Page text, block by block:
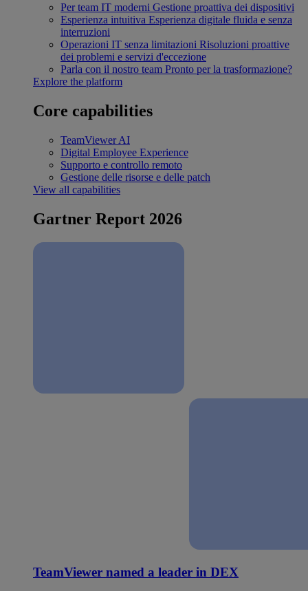
Per team IT moderni Gestione proattiva dei dispositivi
Esperienza intuitiva Esperienza digitale fluida e senza
interruzioni
Operazioni IT senza limitazioni Risoluzioni proattive
dei problemi e servizi d'eccezione
Parla con il nostro team Pronto per la trasformazione?
Explore the platform
Core capabilities
TeamViewer AI
Digital Employee Experience
Supporto e controllo remoto
Gestione delle risorse e delle patch
View all capabilities
Gartner Report 2026
TeamViewer named a leader in DEX